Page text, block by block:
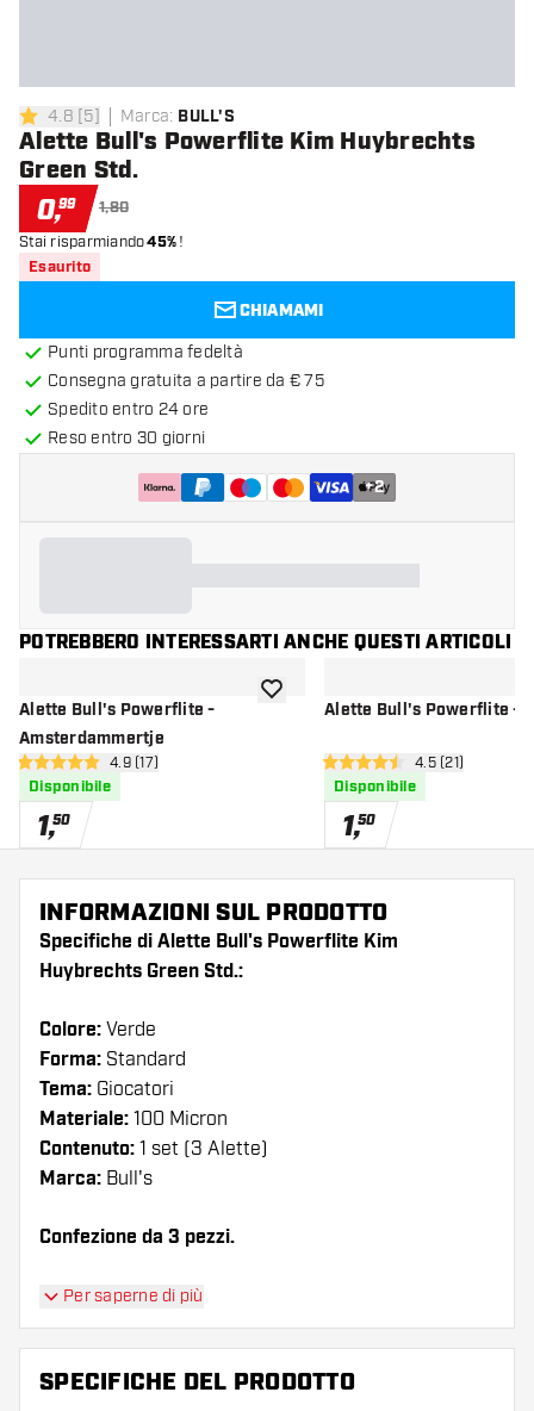
4.8 stelle di valutazione
4.8 [5] Marca: BULL'S
Alette Bull's Powerflite Kim Huybrechts
Green Std.
0,99 1,80
Stai risparmiando45%!
Esaurito
CHIAMAMI
Punti programma fedeltà
Consegna gratuita a partire da € 75
Spedito entro 24 ore
Reso entro 30 giorni
+2
POTREBBERO INTERESSARTI ANCHE QUESTI ARTICOLI
Alette Bull's Powerflite -
Amsterdammertje
apri pannello recensioni
4.9 stelle di valutazione
4.9 (17)
Disponibile
1,50
aggiungi alla lista dei desideri
Alette Bull's Powerflite -
apri pannello
4.5 stelle di valutazione
4.5 (21)
Disponibile
1,50
INFORMAZIONI SUL PRODOTTO
Specifiche di Alette Bull's Powerflite Kim
Huybrechts Green Std.:
Colore: Verde
Forma: Standard
Tema: Giocatori
Materiale: 100 Micron
Contenuto: 1 set (3 Alette)
Marca: Bull's
Confezione da 3 pezzi.
Suggerimento di Dartshopper!
Assicuratevi di avere a portata di mano un gran
numero di alette e di astine. Questi possono
Per saperne di più
SPECIFICHE DEL PRODOTTO